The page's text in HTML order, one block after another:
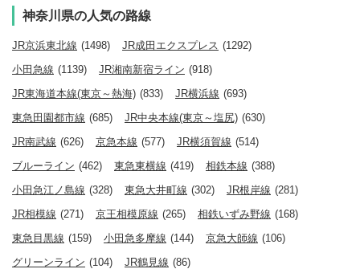
神奈川県の人気の路線
JR京浜東北線 (1498) JR成田エクスプレス (1292)
小田急線 (1139) JR湘南新宿ライン (918)
JR東海道本線(東京～熱海) (833) JR横浜線 (693)
東急田園都市線 (685) JR中央本線(東京～塩尻) (630)
JR南武線 (626) 京急本線 (577) JR横須賀線 (514)
ブルーライン (462) 東急東横線 (419) 相鉄本線 (388)
小田急江ノ島線 (328) 東急大井町線 (302) JR根岸線 (281)
JR相模線 (271) 京王相模原線 (265) 相鉄いずみ野線 (168)
東急目黒線 (159) 小田急多摩線 (144) 京急大師線 (106)
グリーンライン (104) JR鶴見線 (86)